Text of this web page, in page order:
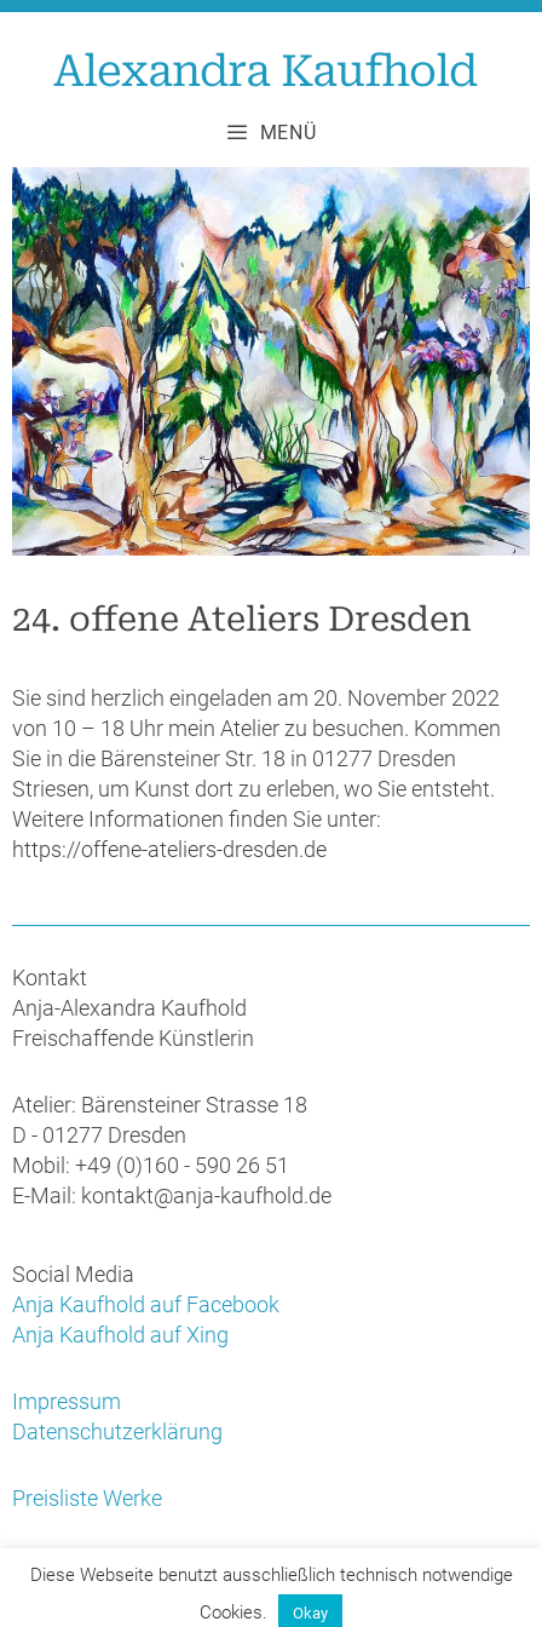
Zum
springenAlexandra Kaufhold
MENÜ
24. offene Ateliers Dresden
Sie sind herzlich eingeladen am 20. November 2022
von 10 – 18 Uhr mein Atelier zu besuchen. Kommen
Sie in die Bärensteiner Str. 18 in 01277 Dresden
Striesen, um Kunst dort zu erleben, wo Sie entsteht.
Weitere Informationen finden Sie unter:
https://offene-ateliers-dresden.de
Kontakt
Anja-Alexandra Kaufhold
Freischaffende Künstlerin
Atelier: Bärensteiner Strasse 18
D - 01277 Dresden
Mobil: +49 (0)160 - 590 26 51
E-Mail: kontakt@anja-kaufhold.de
Social Media
Anja Kaufhold auf Facebook
Anja Kaufhold auf Xing
Impressum
Datenschutzerklärung
Preisliste Werke
Diese Webseite benutzt ausschließlich technisch notwendige
Cookies.
Okay